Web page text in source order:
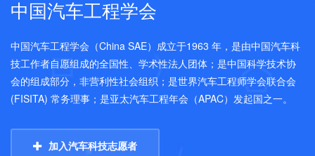
中国汽车工程学会
中国汽车工程学会（China SAE）成立于1963 年，是由中国汽车科
技工作者自愿组成的全国性、学术性法人团体；是中国科学技术协
会的组成部分，非营利性社会组织；是世界汽车工程师学会联合会
(FISITA) 常务理事；是亚太汽车工程年会（APAC）发起国之一。
加入汽车科技志愿者